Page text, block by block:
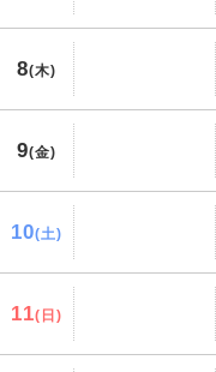
8(木)
9(金)
10(土)
11(日)